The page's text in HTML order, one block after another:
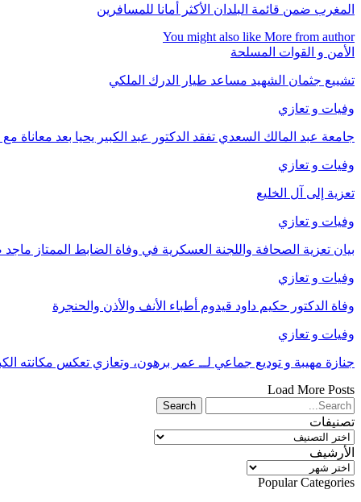
المغرب ضمن قائمة البلدان الأكثر أمانا للمسافرين
You might also like More from author
الأمن و القوات المسلحة
تشييع جثمان الشهيد مساعد طيار الدرك الملكي
وفيات و تعازي
​جامعة عبد المالك السعدي تفقد الدكتور عبد الكبير يحيا بعد معاناة
وفيات و تعازي
تعزية إلى آل الخليع
وفيات و تعازي
بيان تعزية الصحافة واللجنة العسكرية في وفاة الضابط الممتاز
وفيات و تعازي
وفاة الدكتور حكيم داود قيدوم أطباء الأنف والأذن والحنجرة
وفيات و تعازي
جنازة مهيبة و توديع جماعي لــ عمر برهون، وتعازي تعكس مكانته
Load More Posts
تصنيفات
تصنيفات
الأرشيف
الأرشيف
Popular Categories